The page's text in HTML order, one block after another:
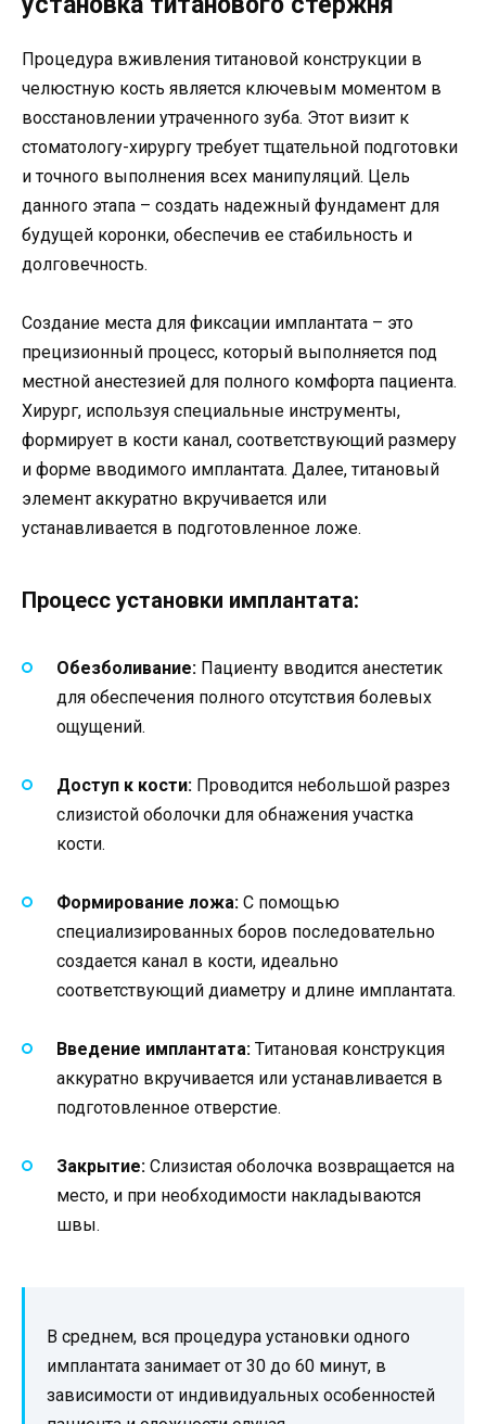
Процедура вживления титановой конструкции в
челюстную кость является ключевым моментом в
восстановлении утраченного зуба. Этот визит к
стоматологу-хирургу требует тщательной подготовки
и точного выполнения всех манипуляций. Цель
данного этапа – создать надежный фундамент для
будущей коронки, обеспечив ее стабильность и
долговечность.
Создание места для фиксации имплантата – это
прецизионный процесс, который выполняется под
местной анестезией для полного комфорта пациента.
Хирург, используя специальные инструменты,
формирует в кости канал, соответствующий размеру
и форме вводимого имплантата. Далее, титановый
элемент аккуратно вкручивается или
устанавливается в подготовленное ложе.
Процесс установки имплантата:
Обезболивание: Пациенту вводится анестетик
для обеспечения полного отсутствия болевых
ощущений.
Доступ к кости: Проводится небольшой разрез
слизистой оболочки для обнажения участка
кости.
Формирование ложа: С помощью
специализированных боров последовательно
создается канал в кости, идеально
соответствующий диаметру и длине имплантата.
Введение имплантата: Титановая конструкция
аккуратно вкручивается или устанавливается в
подготовленное отверстие.
Закрытие: Слизистая оболочка возвращается на
место, и при необходимости накладываются
швы.
В среднем, вся процедура установки одного
имплантата занимает от 30 до 60 минут, в
зависимости от индивидуальных особенностей